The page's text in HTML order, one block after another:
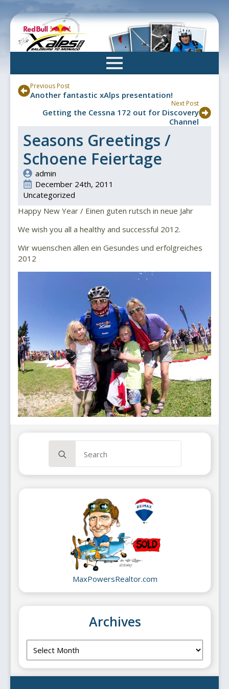
to
content
Previous Post
Another fantastic xAlps presentation!
Next Post
Getting the Cessna 172 out for Discovery
Channel
Seasons Greetings /
Schoene Feiertage
admin
December 24th, 2011
Uncategorized
Happy New Year / Einen guten rutsch in neue Jahr
We wish you all a healthy and successful 2012.
Wir wuenschen allen ein Gesundes und erfolgreiches
2012
for:
MaxPowersRealtor.com
Archives